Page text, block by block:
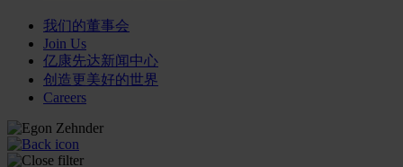
我们的董事会
Join Us
亿康先达新闻中心
创造更美好的世界
Careers